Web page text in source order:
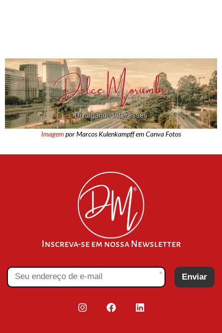
Imagempor Marcos Kulenkampff em Canva Fotos
Inscreva-se em nossa Newsletter
* Enviar